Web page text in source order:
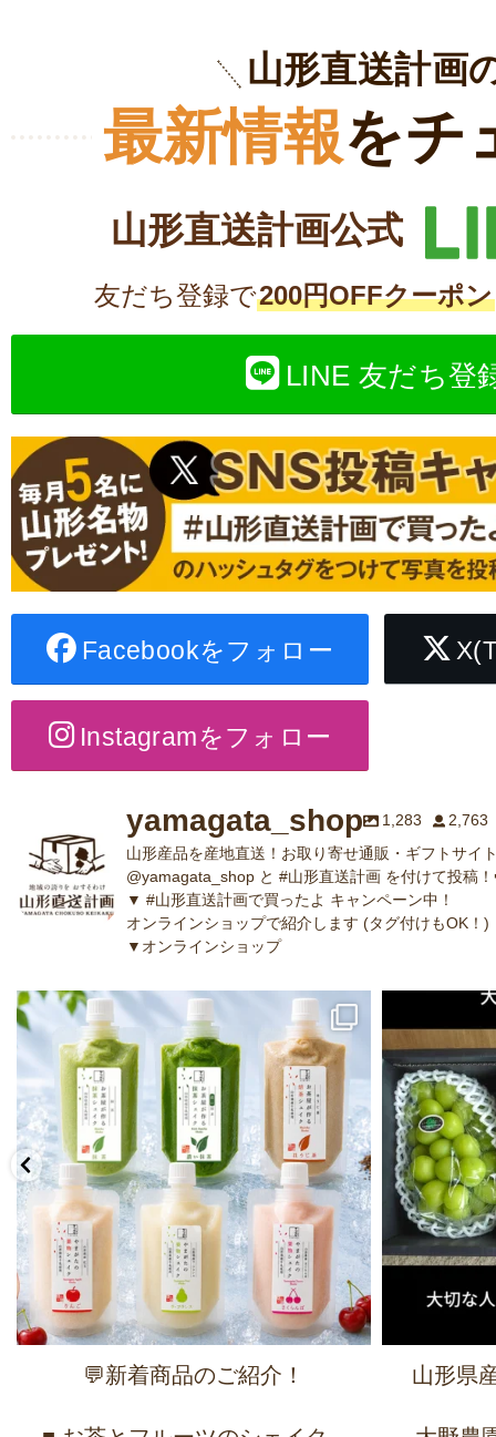
山形直送計画
最新情報をチ
山形直送計画公式
友だち登録で200円OFFクーポン
LINE 友だち登
Facebookをフォロー
Instagramをフォロー
yamagata_shop 1,283
2,763
山形産品を産地直送！お取り寄せ通販・ギフトサイ
@yamagata_shop と #山形直送計画 を付けて投稿
▼ #山形直送計画で買ったよ キャンペーン中！
オンラインショップで紹介します (タグ付けもOK！)
▼オンラインショップ
💬新着商品のご紹介！ 山形県